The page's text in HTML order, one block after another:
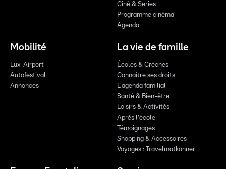
Ciné & Series
Programme cinéma
Agenda
Mobilité
Lux-Airport
Autofestival
Annonces
La vie de famille
Écoles & Crèches
Connaître ses droits
L'agenda familial
Santé & Bien-être
Loisirs & Activités
Après l'école
Témoignages
Shopping & Accessoires
Voyages : Travelmatkanner